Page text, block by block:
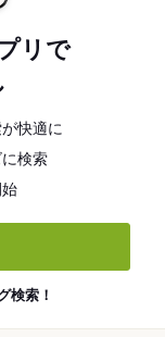
リで
快適に
検索
検索！